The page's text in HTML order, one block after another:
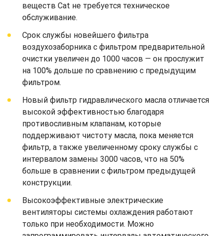
веществ Cat не требуется техническое
обслуживание.
Срок службы новейшего фильтра
воздухозаборника с фильтром предварительной
очистки увеличен до 1000 часов — он прослужит
на 100% дольше по сравнению с предыдущим
фильтром.
Новый фильтр гидравлического масла отличается
высокой эффективностью благодаря
противосливным клапанам, которые
поддерживают чистоту масла, пока меняется
фильтр, а также увеличенному сроку службы с
интервалом замены 3000 часов, что на 50%
больше в сравнении с фильтром предыдущей
конструкции.
Высокоэффективные электрические
вентиляторы системы охлаждения работают
только при необходимости. Можно